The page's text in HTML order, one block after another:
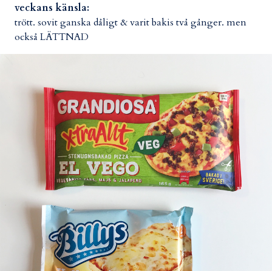
veckans känsla:
trött. sovit ganska dåligt & varit bakis två gånger. men
också LÄTTNAD